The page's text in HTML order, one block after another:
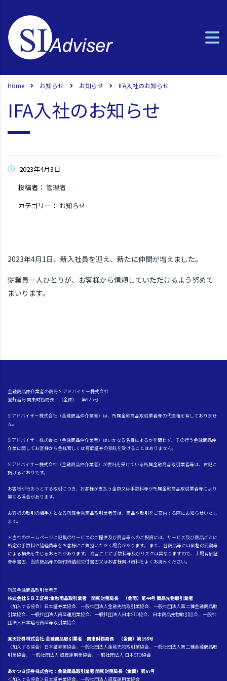
Home お知らせ お知らせ IFA入社のお知らせ
IFA入社のお知らせ
2023年4月3日
投稿者： 管理者
カテゴリー： お知らせ
2023年4月1日、新入社員を迎え、新たに仲間が増えました。
従業員一人ひとりが、お客様から信頼していただけるよう努めて
まいります。
金融商品仲介業者の商号:SIアドバイザー株式会社
登録番号:関東財務局長 （金仲） 第925号
SIアドバイザー株式会社（金融商品仲介業者）は、所属金融商品取引業者等の代理権を有しておりませ
ん。
SIアドバイザー株式会社（金融商品仲介業者）はいかなる名目によるかを問わず、その行う金融商品仲
介業に関してお客様から金銭若しくは有価証券の預託を受けることはありません。
SIアドバイザー株式会社（金融商品仲介業者）が委託を受けている所属金融商品取引業者等は、右記に
掲げるとおりです。
お客様が行おうとする取引につき、お客様が支払う金額又は手数料等が所属金融商品取引業者等により
異なる場合があります。
お客様の取引の相手方となる所属金融商品取引業者等は、商品や取引をご案内する際にお知らせいたし
ます。
＊当社のホームページに記載のサービスのご提供及び商品等へのご投資には、サービス及び商品ごとに
所定の手数料や諸経費等をお客様にご負担いただく場合があります。 また、各商品等には価格の変動等
による損失を生じるおそれがあります。 商品ごとに手数料等及びリスクは異なりますので、上場有価証
券等書面、当該商品等の契約締結前交付書面又はお客様向け資料をよくお読みください。
所属金融商品取引業者等
株式会社ＳＢＩ証券:金融商品取引業者 関東財務局長 （金商）第44号 商品先物取引業者
〈加入する協会〉日本証券業協会、一般社団法人金融先物取引業協会、一般社団法人第二種金融商品取
引業協会、一般社団法人資産運用業協会、一般社団法人日本STO協会、日本商品先物取引協会、一般社
団法人日本暗号資産等取引業協会
楽天証券株式会社:金融商品取引業者 関東財務局長 （金商）第195号
〈加入する協会〉日本証券業協会、一般社団法人金融先物取引業協会、一般社団法人第二種金融商品取
引業協会、 一般社団法人 資産運用業協会、一般社団法人 日本STO協会
あかつき証券株式会社：金融商品取引業者 関東財務局長（金商）第67号
＜加入する協会＞日本証券業協会、一般社団法人資産運用業協会